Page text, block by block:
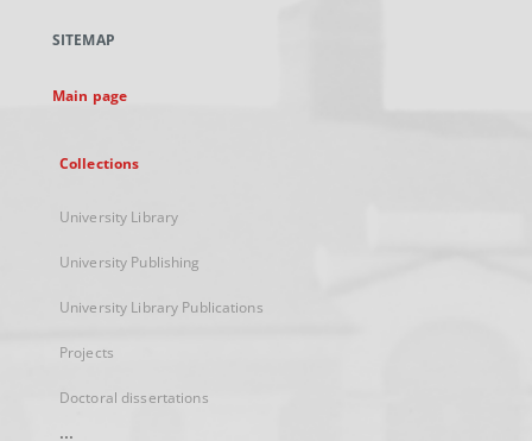
new
SITEMAP
Main page
Collections
University Library
University Publishing
University Library Publications
Projects
Doctoral dissertations
...